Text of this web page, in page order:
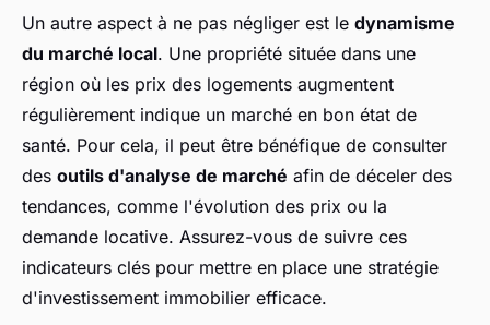
Un autre aspect à ne pas négliger est le dynamisme
du marché local. Une propriété située dans une
région où les prix des logements augmentent
régulièrement indique un marché en bon état de
santé. Pour cela, il peut être bénéfique de consulter
des outils d'analyse de marché afin de déceler des
tendances, comme l'évolution des prix ou la
demande locative. Assurez-vous de suivre ces
indicateurs clés pour mettre en place une stratégie
d'investissement immobilier efficace.